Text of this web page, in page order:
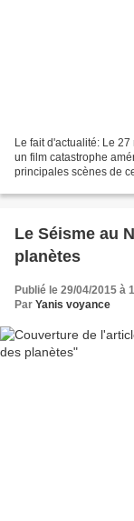
Le fait d'actualité: Le
un film catastrophe
principales scènes de
Le Séisme au
planètes
Publié le 29/04/2015 à
Par Yanis voyance